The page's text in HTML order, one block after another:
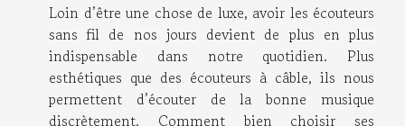
Loin d’être une chose de luxe, avoir les écouteurs
sans fil de nos jours devient de plus en plus
indispensable dans notre quotidien. Plus
esthétiques que des écouteurs à câble, ils nous
permettent d’écouter de la bonne musique
discrètement. Comment bien choisir ses